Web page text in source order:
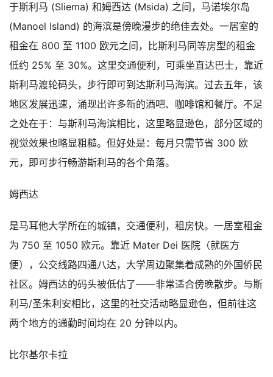
于斯利马 (Sliema) 和姆西达 (Msida) 之间，马诺埃尔岛
(Manoel Island) 的海滨是傍晚漫步的绝佳去处。一居室的
租金在 800 至 1100 欧元之间，比斯利马同等房型的租金
低约 25% 至 30%。这里交通便利，可乘坐直达巴士，靠近
斯利马渡轮码头，步行即可到达斯利马海滨。过去五年，该
地区发展迅速，涌现出许多新的酒吧、咖啡馆和餐厅。不足
之处在于：与斯利马海滨相比，这里略显逊色，部分区域的
视觉效果也略显粗糙。但好处是：每月只需节省 300 欧
元，即可步行畅游斯利马的各个角落。
姆西达
是马耳他大学所在的城镇，交通便利，租房快。一居室租金
为 750 至 1050 欧元。靠近 Mater Dei 医院（就医方
便），公交线路四通八达，大学周边聚集着成熟的外国侨民
社区。姆西达的码头被低估了——非常适合傍晚散步。与斯
利马/圣朱利安相比，这里的社交活动略显逊色，但前往这
两个地方的通勤时间均在 20 分钟以内。
比尔基尔卡拉